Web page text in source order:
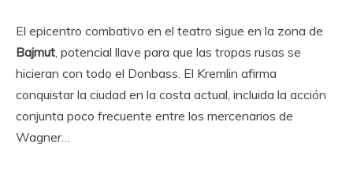
El epicentro combativo en el teatro sigue en la zona de
Bajmut , potencial llave para que las tropas rusas se
hicieran con todo el Donbass. El Kremlin afirma
conquistar la ciudad en la costa actual, incluida la acción
conjunta poco frecuente entre los mercenarios de
Wagner…